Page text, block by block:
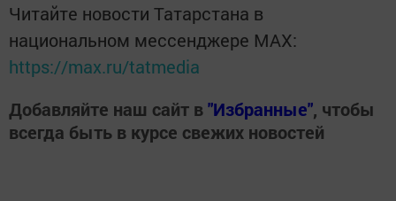
Читайте новости Татарстана в
национальном мессенджере MАХ:
https://max.ru/tatmedia
Добавляйте наш сайт в"Избранные", чтобы
всегда быть в курсе свежих новостей